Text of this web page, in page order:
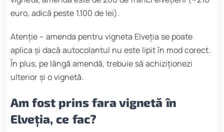
euro, adică peste 1.100 de lei).
Atenție – amenda pentru vigneta Elveția se poate
aplica și dacă autocolantul nu este lipit în mod corect.
În plus, pe lângă amendă, trebuie să achiziționezi
ulterior și o vignetă.
Am fost prins fara vignetă în
Elveția, ce fac?